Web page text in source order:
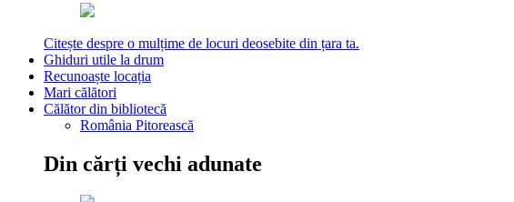
Citește despre o mulțime de locuri deosebite din țara ta.
Ghiduri utile la drum
Recunoaște locația
Mari călători
Călător din bibliotecă
România Pitorească
Din cărți vechi adunate